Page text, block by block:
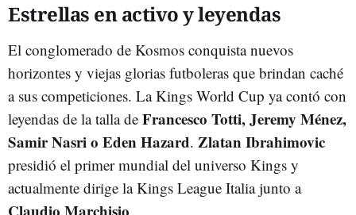
Estrellas en activo y leyendas
El conglomerado de Kosmos conquista nuevos
horizontes y viejas glorias futboleras que brindan caché
a sus competiciones. La Kings World Cup ya contó con
leyendas de la talla de Francesco Totti, Jeremy Ménez,
Samir Nasri o Eden Hazard. Zlatan Ibrahimovic
presidió el primer mundial del universo Kings y
actualmente dirige la Kings League Italia junto a
Claudio Marchisio.